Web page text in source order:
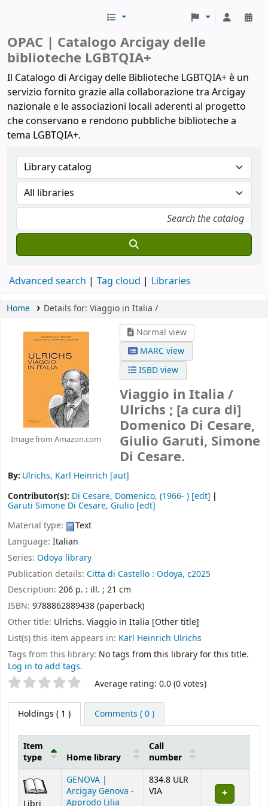
OPAC | Catalogo Arcigay delle
biblioteche LGBTQIA+
Il Catalogo di Arcigay delle Biblioteche LGBTQIA+ è un
servizio fornito grazie alla collaborazione tra Arcigay
nazionale e le associazioni locali aderenti al progetto
che conservano e rendono pubbliche biblioteche a
tema LGBTQIA+.
Advanced search Tag cloud Libraries
Home Details for: Viaggio in Italia /
Image from Amazon.com
Normal view
MARC view
ISBD view
Viaggio in Italia /
Ulrichs ; [a cura di]
Domenico Di Cesare,
Giulio Garuti, Simone
Di Cesare.
By: Ulrichs, Karl Heinrich [aut]
Contributor(s): Di Cesare, Domenico, (1966- ) [edt]
Garuti Simone Di Cesare, Giulio [edt]
Material type:
Text
Language: Italian
Series: Odoya library
Publication details: Citta di Castello : Odoya, c2025
Description: 206 p. : ill. ; 21 cm
ISBN: 9788862889438 (paperback)
Other title: Ulrichs. Viaggio in Italia [Other title]
List(s) this item appears in: Karl Heinrich Ulrichs
Tags from this library: No tags from this library for this title.
Log in to add tags.
Star ratings Average rating: 0.0 (0 votes)
Holdings ( 1 ) Comments ( 0 )
Holdings
Item
type
Home library
Call
number
GENOVA |
Arcigay Genova -
Approdo Lilia
834.8 ULR
VIA